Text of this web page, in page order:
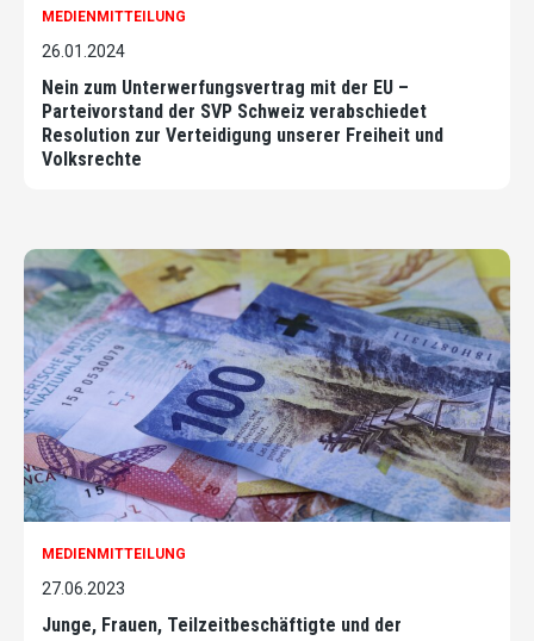
MEDIENMITTEILUNG
26.01.2024
Nein zum Unterwerfungsvertrag mit der EU –
Parteivorstand der SVP Schweiz verabschiedet
Resolution zur Verteidigung unserer Freiheit und
Volksrechte
MEDIENMITTEILUNG
27.06.2023
Junge, Frauen, Teilzeitbeschäftigte und der